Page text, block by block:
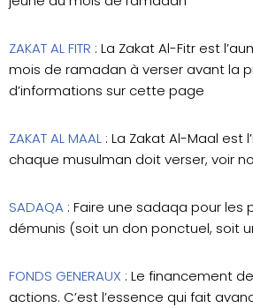
ZAKAT AL FITR : La Zakat Al-Fitr est
mois de ramadan à verser avant la
d’informations sur cette page
ZAKAT AL MAAL : La Zakat Al-Maal est
chaque musulman doit verser, voir
SADAQA : Faire une sadaqa pour les
démunis (soit un don ponctuel, soit
FONDS GENERAUX : Le financement
actions. C’est l’essence qui fait